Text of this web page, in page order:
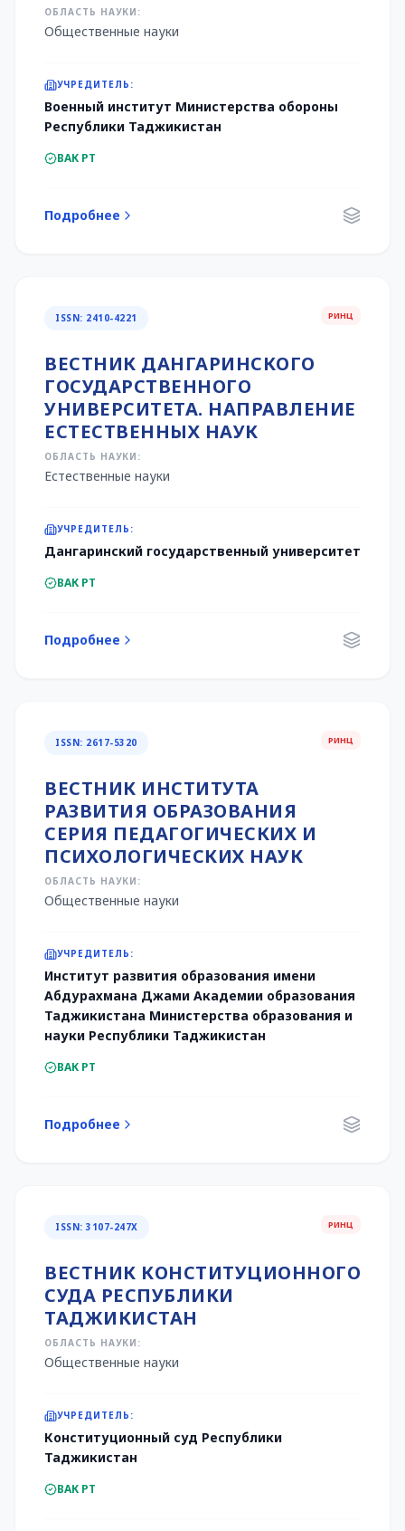
ОБЛАСТЬ НАУКИ:
Общественные науки
УЧРЕДИТЕЛЬ:
Военный институт Министерства обороны
Республики Таджикистан
ВАК РТ
Подробнее
ISSN: 2410-4221 РИНЦ
ВЕСТНИК ДАНГАРИНСКОГО
ГОСУДАРСТВЕННОГО
УНИВЕРСИТЕТА. НАПРАВЛЕНИЕ
ЕСТЕСТВЕННЫХ НАУК
ОБЛАСТЬ НАУКИ:
Естественные науки
УЧРЕДИТЕЛЬ:
Дангаринский государственный университет
ВАК РТ
Подробнее
ISSN: 2617-5320 РИНЦ
ВЕСТНИК ИНСТИТУТА
РАЗВИТИЯ ОБРАЗОВАНИЯ
СЕРИЯ ПЕДАГОГИЧЕСКИХ И
ПСИХОЛОГИЧЕСКИХ НАУК
ОБЛАСТЬ НАУКИ:
Общественные науки
УЧРЕДИТЕЛЬ:
Институт развития образования имени
Абдурахмана Джами Академии образования
Таджикистана Министерства образования и
науки Республики Таджикистан
ВАК РТ
Подробнее
ISSN: 3107-247X РИНЦ
ВЕСТНИК КОНСТИТУЦИОННОГО
СУДА РЕСПУБЛИКИ
ТАДЖИКИСТАН
ОБЛАСТЬ НАУКИ:
Общественные науки
УЧРЕДИТЕЛЬ:
Конституционный суд Республики
Таджикистан
ВАК РТ